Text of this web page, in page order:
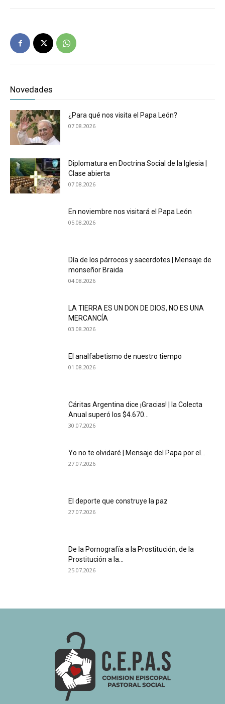
Novedades
¿Para qué nos visita el Papa León?
07.08.2026
Diplomatura en Doctrina Social de la Iglesia |
Clase abierta
07.08.2026
En noviembre nos visitará el Papa León
05.08.2026
Día de los párrocos y sacerdotes | Mensaje de
monseñor Braida
04.08.2026
LA TIERRA ES UN DON DE DIOS, NO ES UNA
MERCANCÍA
03.08.2026
El analfabetismo de nuestro tiempo
01.08.2026
Cáritas Argentina dice ¡Gracias! | la Colecta
Anual superó los $4.670...
30.07.2026
Yo no te olvidaré | Mensaje del Papa por el...
27.07.2026
El deporte que construye la paz
27.07.2026
De la Pornografía a la Prostitución, de la
Prostitución a la...
25.07.2026